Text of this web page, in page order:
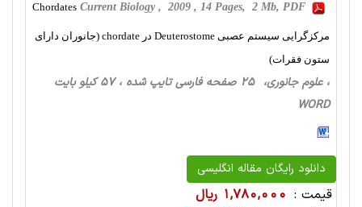
Chordates Current Biology , 2009 , 14 Pages, 2 Mb, PDF
مرکزگرایی سیستم عصبی Deuterostome در chordate (جانوران دارای
ستون فقرات)
، علوم جانوری، 25 صفحه فارسی تایپ شده ، 57 کیلو بایت
WORD
دانلود رایگان مقاله انگلیسی
قیمت : 1,780,000 ریال